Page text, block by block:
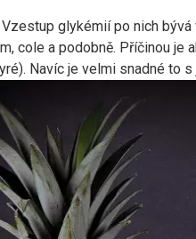
Vzestup glykémií po nich bývá
cole a podobně. Příčinou je
Navíc je velmi snadné to s